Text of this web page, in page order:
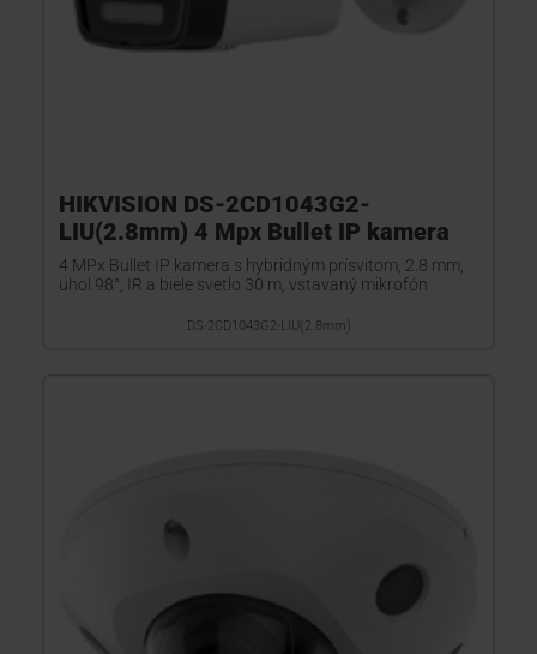
HIKVISION DS-2CD1043G2-
LIU(2.8mm) 4 Mpx Bullet IP kamera
4 MPx Bullet IP kamera s hybridným prísvitom, 2.8 mm,
uhol 98°, IR a biele svetlo 30 m, vstavaný mikrofón
DS-2CD1043G2-LIU(2.8mm)